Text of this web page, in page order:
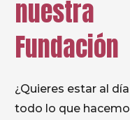
nuestra
Fundación
¿Quieres estar al
todo lo que